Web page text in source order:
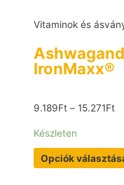
Vitaminok és
IronMaxx®
9.189Ft – 15.271Ft
Készleten
Opciók